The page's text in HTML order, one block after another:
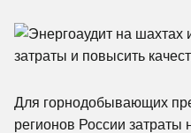
Новости
Карьера
Следуйте за нами:
Для горнодобывающих
регионов России затраты